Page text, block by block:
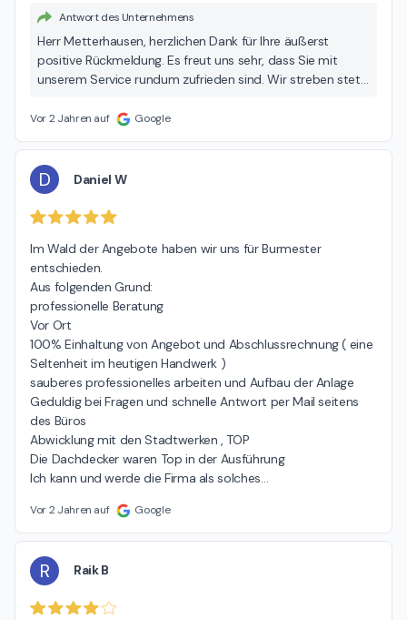
Antwort des Unternehmens
Herr Metterhausen, herzlichen Dank für Ihre äußerst
positive Rückmeldung. Es freut uns sehr, dass Sie mit
unserem Service rundum zufrieden sind. Wir streben stets
bieten. Beste Grüße, Mike Burmester
Vor 2 Jahren auf Google
D Daniel W
Im Wald der Angebote haben wir uns für Burmester
entschieden.
Aus folgenden Grund:
professionelle Beratung
Vor Ort
100% Einhaltung von Angebot und Abschlussrechnung ( eine
Seltenheit im heutigen Handwerk )
sauberes professionelles arbeiten und Aufbau der Anlage
Geduldig bei Fragen und schnelle Antwort per Mail seitens
des Büros
Abwicklung mit den Stadtwerken , TOP
Die Dachdecker waren Top in der Ausführung
Ich kann und werde die Firma als solches…
Vor 2 Jahren auf Google
R Raik B